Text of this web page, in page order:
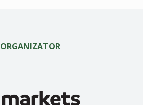
ORGANIZATOR